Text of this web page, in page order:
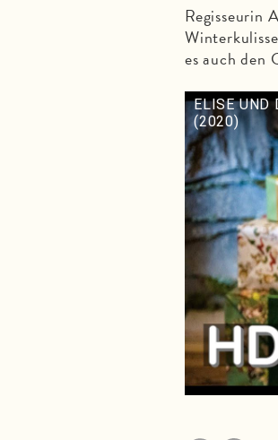
Regisseurin
es auch den
ELISE UND
(2020)